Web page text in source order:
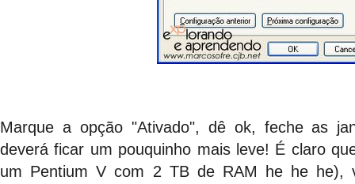
Marque a opção "Ativado", dê ok, feche as
deverá ficar um pouquinho mais leve! É claro
um Pentium V com 2 TB de RAM he he he),